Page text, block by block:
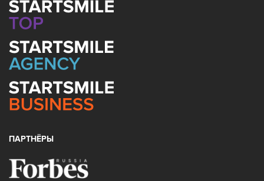
ПАРТНЁРЫ